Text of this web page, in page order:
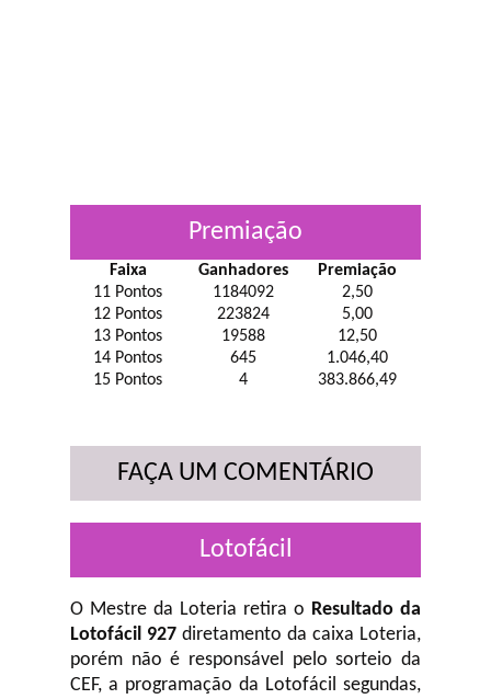
Premiação
Faixa Ganhadores
Premiação
11 Pontos
1184092
2,50
12 Pontos
223824
5,00
13 Pontos
19588
12,50
14 Pontos
645
1.046,40
15 Pontos
4 383.866,49
FAÇA UM COMENTÁRIO
Lotofácil
O Mestre da Loteria retira o Resultado da
Lotofácil 927 diretamento da caixa Loteria,
porém não é responsável pelo sorteio da
CEF, a programação da Lotofácil segundas,